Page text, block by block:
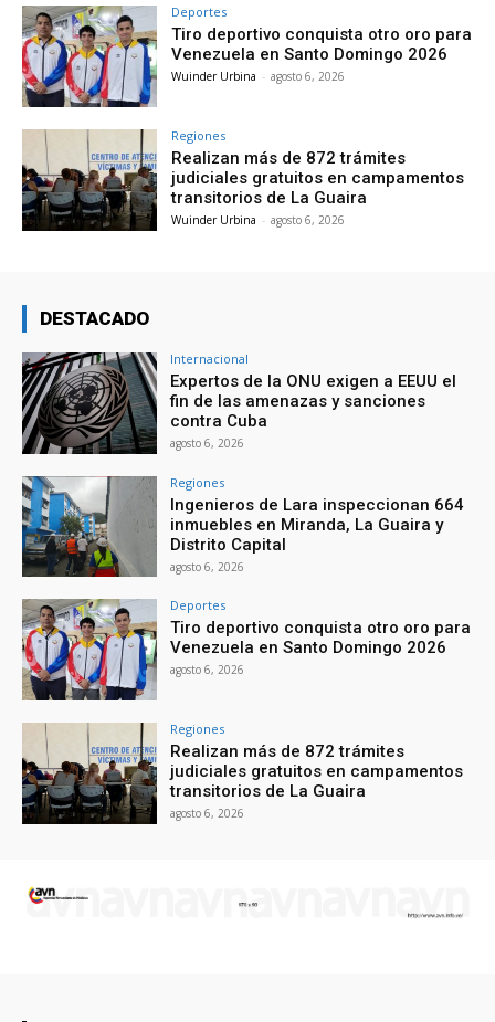
Deportes
Tiro deportivo conquista otro oro para
Venezuela en Santo Domingo 2026
Wuinder Urbina - agosto 6, 2026
Regiones
Realizan más de 872 trámites
judiciales gratuitos en campamentos
transitorios de La Guaira
Wuinder Urbina - agosto 6, 2026
DESTACADO
Internacional
Expertos de la ONU exigen a EEUU el
fin de las amenazas y sanciones
contra Cuba
agosto 6, 2026
Regiones
Ingenieros de Lara inspeccionan 664
inmuebles en Miranda, La Guaira y
Distrito Capital
agosto 6, 2026
Deportes
Tiro deportivo conquista otro oro para
Venezuela en Santo Domingo 2026
agosto 6, 2026
Regiones
Realizan más de 872 trámites
judiciales gratuitos en campamentos
transitorios de La Guaira
agosto 6, 2026